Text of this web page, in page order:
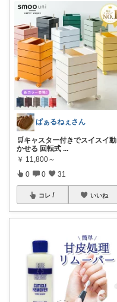
ぱぁるねぇさん
🛒キャスター付きでスイスイ動
かせる 回転式 ...
￥ 11,800～
0 0 31
コレ いいね